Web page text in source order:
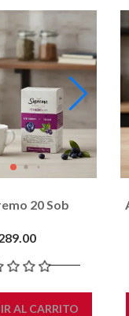
20 Sob
AL CARRITO